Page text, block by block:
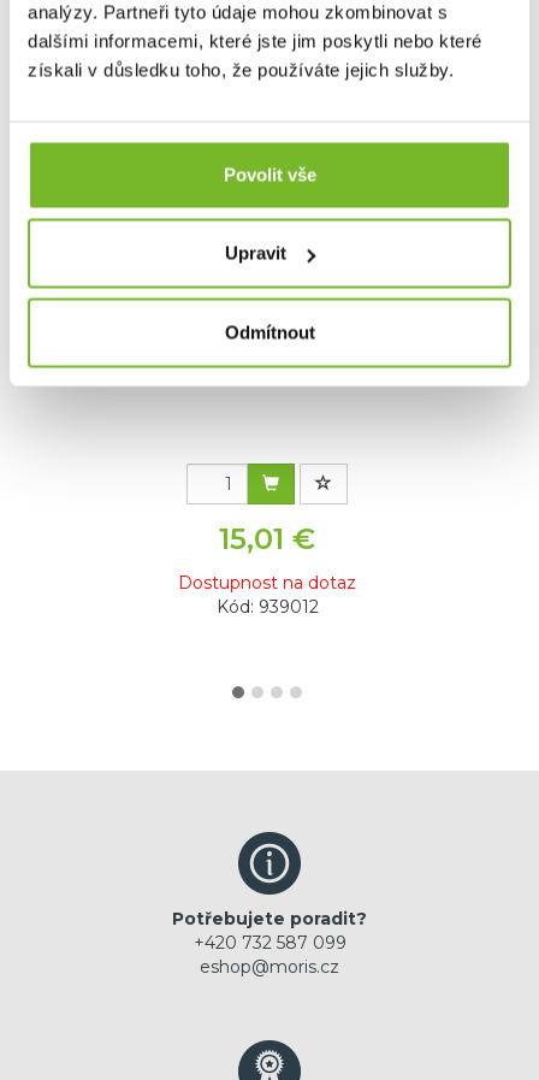
analýzy. Partneři tyto údaje mohou zkombinovat s
dalšími informacemi, které jste jim poskytli nebo které
získali v důsledku toho, že používáte jejich služby.
Povolit vše
Upravit
Odmítnout
Mohlo by Vás zajímat
15,01 €
Dostupnost na dotaz
Kód: 939012
Potřebujete poradit?
+420 732 587 099
eshop@moris.cz